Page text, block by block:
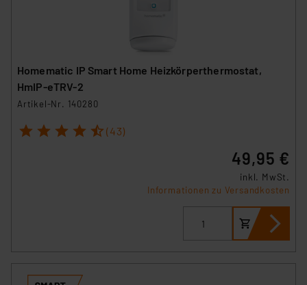
Homematic IP Smart Home Heizkörperthermostat,
HmIP-eTRV-2
Artikel-Nr. 140280
1 2 3 4 5 (43)
49,95 €
inkl. MwSt.
Informationen zu Versandkosten